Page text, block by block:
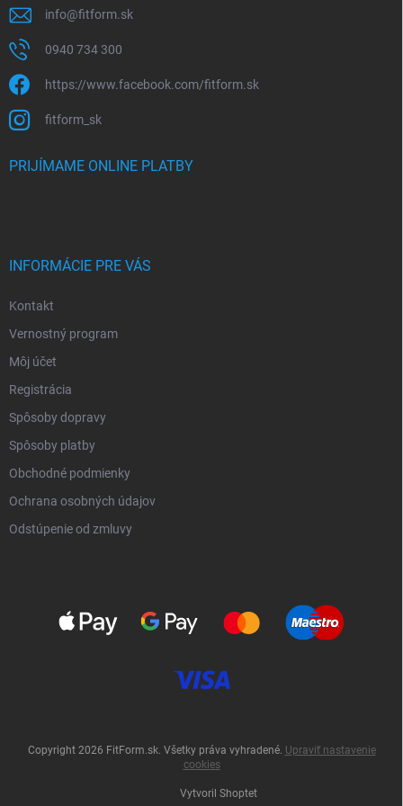
info@fitform.sk
0940 734 300
https://www.facebook.com/fitform.sk
fitform_sk
PRIJÍMAME ONLINE PLATBY
INFORMÁCIE PRE VÁS
Kontakt
Vernostný program
Môj účet
Registrácia
Spôsoby dopravy
Spôsoby platby
Obchodné podmienky
Ochrana osobných údajov
Odstúpenie od zmluvy
Vytvoril Shoptet
Copyright 2026 FitForm.sk. Všetky práva vyhradené. Upraviť nastavenie
cookies